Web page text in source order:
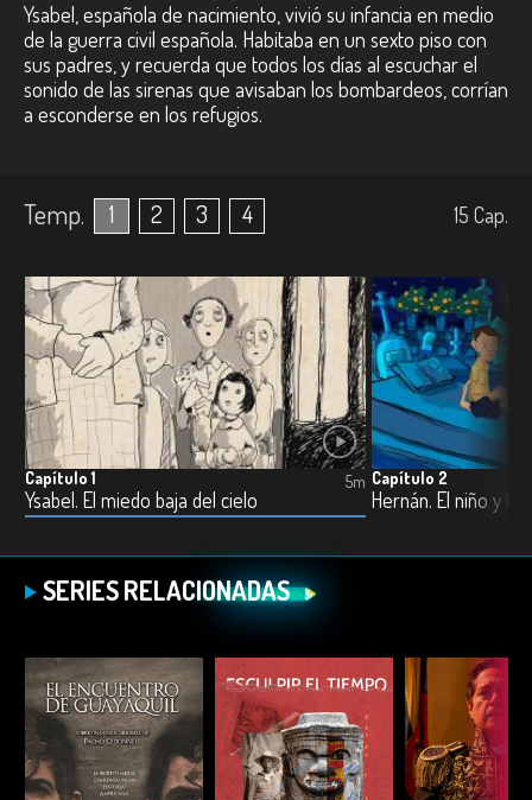
Ysabel, española de nacimiento, vivió su infancia en medio
de la guerra civil española. Habitaba en un sexto piso con
sus padres, y recuerda que todos los días al escuchar el
sonido de las sirenas que avisaban los bombardeos, corrían
a esconderse en los refugios.
Temp. 1 2 3 4 15 Cap.
Capítulo 1
Ysabel. El miedo baja del cielo
5m Capítulo 2
Hernán. El niño y
SERIES RELACIONADAS